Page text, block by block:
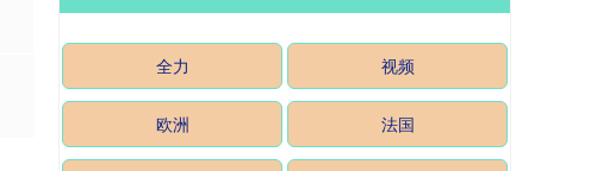
全力 视频
欧洲 法国